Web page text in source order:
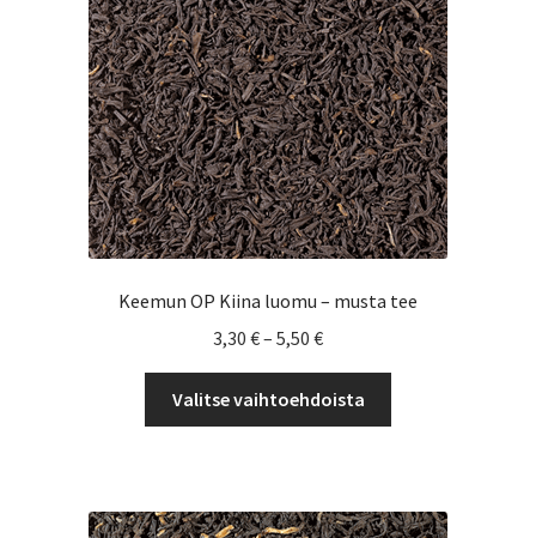
Voit
tehdä
valinnat
tuotteen
sivulla.
Keemun OP Kiina luomu – musta tee
3,30 €– 5,50 €Hintaluokka:
-
5,50 €
Valitse vaihtoehdoista